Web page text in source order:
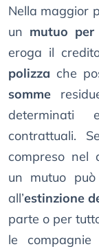
Nella maggior
un mutuo per
eroga il
polizza che
somme
determinati
contrattuali.
compreso nel
un mutuo
all’estinzione
parte o per
le compagnie